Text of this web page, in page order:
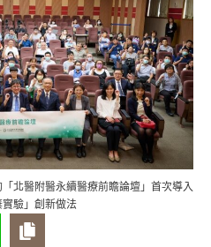
北醫附醫永續醫療前瞻論壇」首次導入
實驗」創新做法